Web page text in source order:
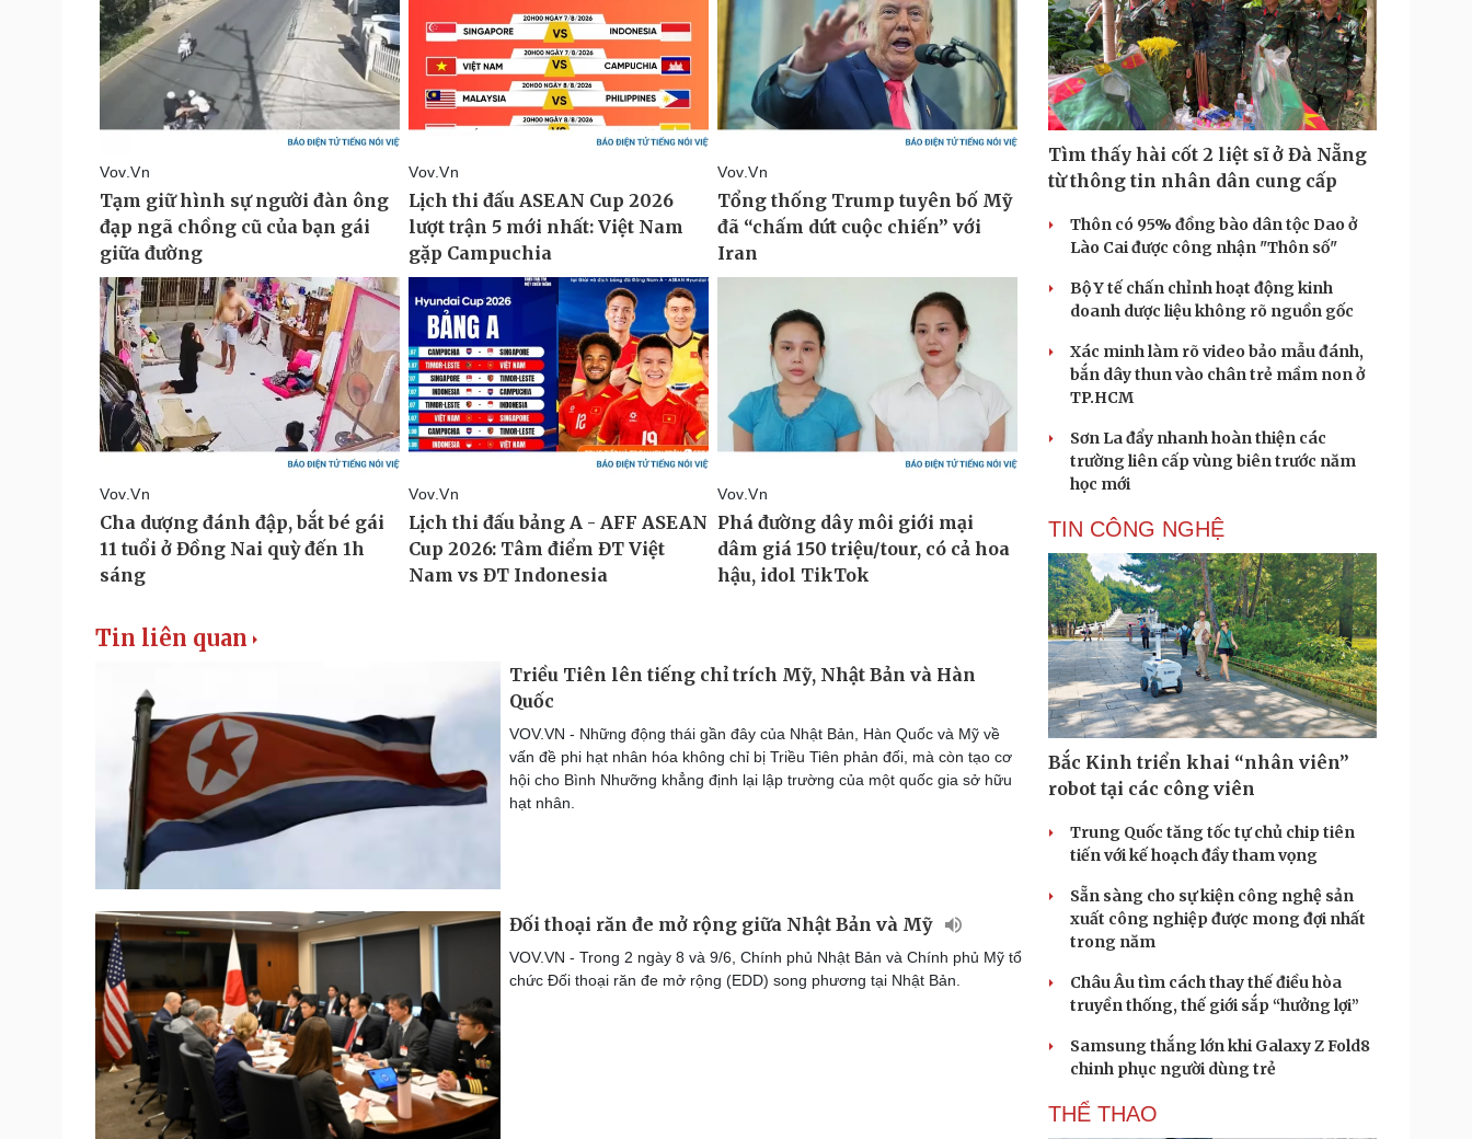
Tin liên quan
Triều Tiên lên tiếng chỉ trích Mỹ, Nhật Bản và Hàn
Quốc
VOV.VN - Những động thái gần đây của Nhật Bản, Hàn Quốc và Mỹ về
vấn đề phi hạt nhân hóa không chỉ bị Triều Tiên phản đối, mà còn tạo cơ
hội cho Bình Nhưỡng khẳng định lại lập trường của một quốc gia sở hữu
hạt nhân.
Đối thoại răn đe mở rộng giữa Nhật Bản và Mỹ
VOV.VN - Trong 2 ngày 8 và 9/6, Chính phủ Nhật Bản và Chính phủ Mỹ tổ
chức Đối thoại răn đe mở rộng (EDD) song phương tại Nhật Bản.
Tìm thấy hài cốt 2 liệt sĩ ở Đà Nẵng
từ thông tin nhân dân cung cấp
Thôn có 95% đồng bào dân tộc Dao ở
Lào Cai được công nhận "Thôn số"
Bộ Y tế chấn chỉnh hoạt động kinh
doanh dược liệu không rõ nguồn gốc
Xác minh làm rõ video bảo mẫu đánh,
bắn dây thun vào chân trẻ mầm non ở
TP.HCM
Sơn La đẩy nhanh hoàn thiện các
trường liên cấp vùng biên trước năm
học mới
TIN CÔNG NGHỆ
Bắc Kinh triển khai “nhân viên”
robot tại các công viên
Trung Quốc tăng tốc tự chủ chip tiên
tiến với kế hoạch đầy tham vọng
Sẵn sàng cho sự kiện công nghệ sản
xuất công nghiệp được mong đợi nhất
trong năm
Châu Âu tìm cách thay thế điều hòa
truyền thống, thế giới sắp “hưởng lợi”
Samsung thắng lớn khi Galaxy Z Fold8
chinh phục người dùng trẻ
THỂ THAO